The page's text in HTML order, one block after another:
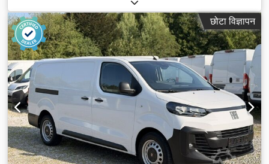
किग्रा, अधिकतम भार वजन:1,370 किग्रा, प्रथम पंजीकरण:04/2026, अगला
निरीक्षण (TÜV):09/2028, उत्सर्जन श्रेणी:यूरो 6e, रंग:सफ़ेद , सीटों की
संख्या:3, पिछले मालिकों की संख्या:1, निर्माण वर्ष:2026, उपकरण:अतिरिक्त
हेडलाइट्स, इम्मोबिलाइज़र प्रणाली, इलेक्ट्रॉनिक स्टेबिलिटी प्रोग्राम (ESP),
एबीएस, एयर कंडीशनिंग, एयरबैग, कालिख फिल्टर, केंद्रीय लॉकिंग, क्रूज़
नियंत्रण, गाड़ी का पंजीकरण, ग्रीष्मकालीन टायर, ट्रक पंजीकरण, नेविगेशन
प्रणाली, पावर असिस्टेड स्टीयरिंग, पुराने वाहन की वारंटी, फॉग लाइट्स, स्लाइडिंग
दरवाज़ा
छोटा विज्ञापन